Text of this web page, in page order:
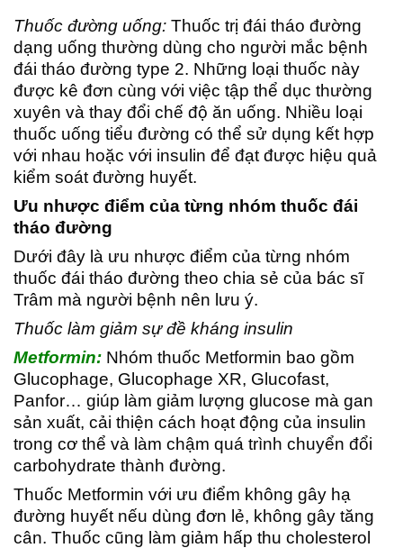
Thuốc đường uống: Thuốc trị đái tháo đường
dạng uống thường dùng cho người mắc bệnh
đái tháo đường type 2. Những loại thuốc này
được kê đơn cùng với việc tập thể dục thường
xuyên và thay đổi chế độ ăn uống. Nhiều loại
thuốc uống tiểu đường có thể sử dụng kết hợp
với nhau hoặc với insulin để đạt được hiệu quả
kiểm soát đường huyết.
Ưu nhược điểm của từng nhóm thuốc đái
tháo đường
Dưới đây là ưu nhược điểm của từng nhóm
thuốc đái tháo đường theo chia sẻ của bác sĩ
Trâm mà người bệnh nên lưu ý.
Thuốc làm giảm sự đề kháng insulin
Metformin: Nhóm thuốc Metformin bao gồm
Glucophage, Glucophage XR, Glucofast,
Panfor… giúp làm giảm lượng glucose mà gan
sản xuất, cải thiện cách hoạt động của insulin
trong cơ thể và làm chậm quá trình chuyển đổi
carbohydrate thành đường.
Thuốc Metformin với ưu điểm không gây hạ
đường huyết nếu dùng đơn lẻ, không gây tăng
cân. Thuốc cũng làm giảm hấp thu cholesterol